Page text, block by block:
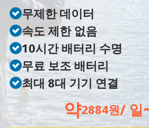
무제한 데이터
속도 제한 없음
10시간 배터리 수명
무료 보조 배터리
최대 8대 기기 연결
약2884원/ 일